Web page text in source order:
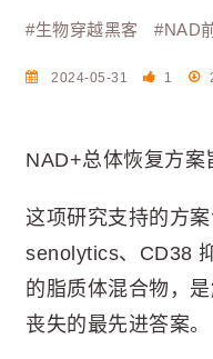
#生物穿越黑客 #NAD
2024-05-31 1
NAD+总体恢复方案
这项研究支持的方案
senolytics、CD38
的脂质体混合物，
丧失的最先进答案。